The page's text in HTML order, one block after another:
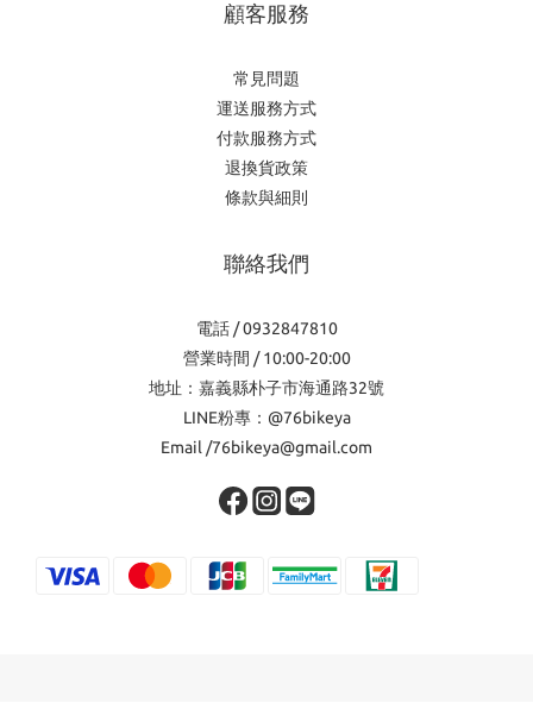
顧客服務
常見問題
運送服務方式
付款服務方式
退換貨政策
條款與細則
聯絡我們
電話 / 0932847810
營業時間 / 10:00-20:00
地址：嘉義縣朴子市海通路32號
LINE粉專：@76bikeya
Email /76bikeya@gmail.com